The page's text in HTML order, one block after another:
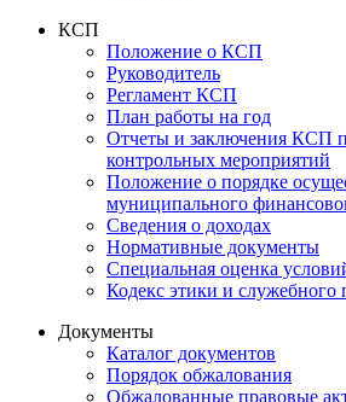
КСП
Положение о КСП
Руководитель
Регламент КСП
План работы на год
Отчеты и заключения КСП
контрольных мероприятий
Положение о порядке
муниципального
Сведения о доходах
Нормативные документы
Специальная оценка
Кодекс этики и служебного
Документы
Каталог документов
Порядок обжалования
Обжалованные правовые